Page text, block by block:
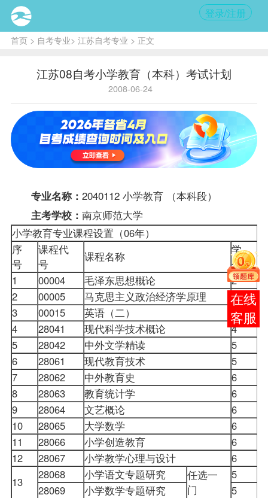
登录/注册
首页> 自考专业> 江苏自考专业 > 正文
江苏08自考小学教育（本科）考试计划
2008-06-24
专业名称： 2040112 小学教育 （本科段）
主考学校： 南京师范大学
小学教育专业课程设置（06年）
序
号
课程代
号
课程名称
学
分
序
1
00004 毛泽东思想概论 2
2
00005 马克思主义政治经济学原理 3
3
00015 英语（二） 14
4
28041 现代科学技术概论 4
5
28042 中外文学精读 5
6
28061 现代教育技术 5
7
28062 中外教育史 6
8
28063 教育统计学 6
9
28064 文艺概论 6
10
28065 大学数学 6
11
28066 小学创造教育 6
12
28067 小学教学心理与设计 6
13
28068 小学语文专题研究
任选一
门
5
28069 小学数学专题研究
5
报考
咨询